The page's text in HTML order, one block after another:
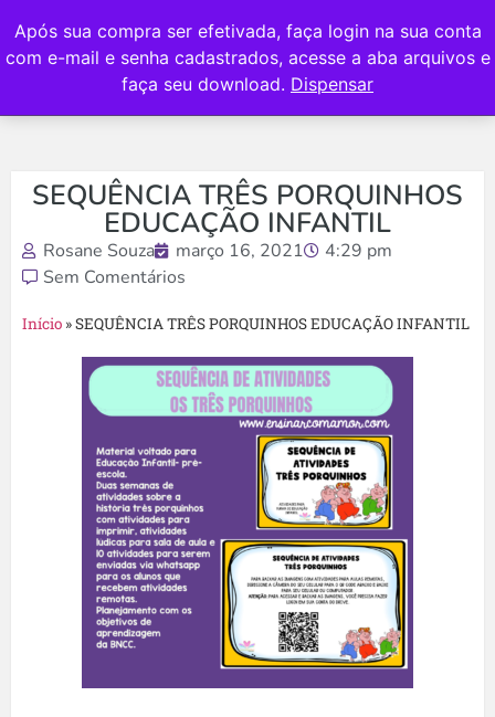
Após sua compra ser efetivada, faça login na sua conta
com e-mail e senha cadastrados, acesse a aba arquivos e
faça seu download. Dispensar
SEQUÊNCIA TRÊS PORQUINHOS
EDUCAÇÃO INFANTIL
Rosane Souza março 16, 2021
4:29 pm
Sem Comentários
Início »SEQUÊNCIA TRÊS PORQUINHOS EDUCAÇÃO INFANTIL